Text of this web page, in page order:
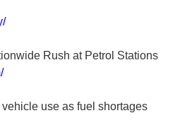
Rush at Petrol Stations
use as fuel shortages